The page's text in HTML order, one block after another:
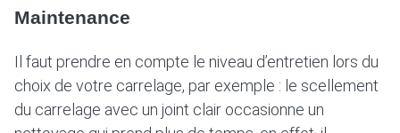
Maintenance
Il faut prendre en compte le niveau d’entretien lors du
choix de votre carrelage, par exemple : le scellement
du carrelage avec un joint clair occasionne un